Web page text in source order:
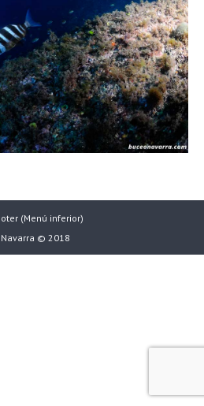
(Menú inferior)
Navarra © 2018